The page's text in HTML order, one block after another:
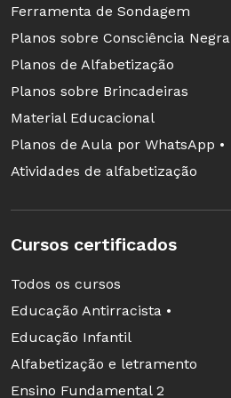
Ferramenta de Sondagem
Planos sobre Consciência Negra
Planos de Alfabetização
Planos sobre Brincadeiras
Material Educacional
Planos de Aula por WhatsApp •
Atividades de alfabetização
Cursos certificados
Todos os cursos
Educação Antirracista •
Educação Infantil
Alfabetização e letramento
Ensino Fundamental 2